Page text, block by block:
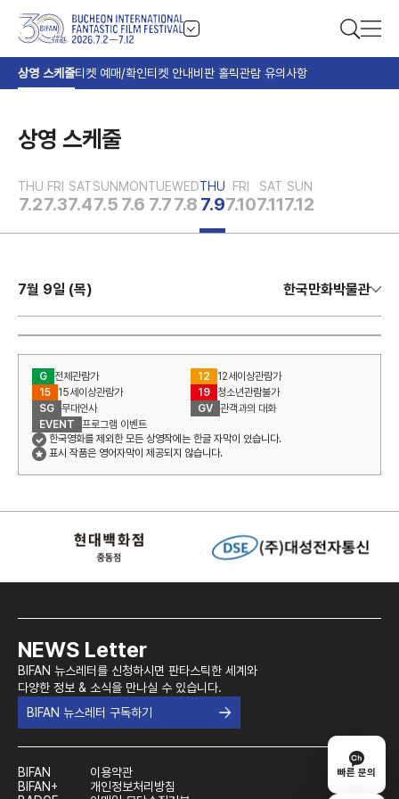
빠른 문의
상영 스케줄티켓 예매/확인티켓 안내비판 홀릭관람 유의사항
상영 스케줄
THU
7.2
FRI
7.3
SAT
7.4
SUN
7.5
MON
7.6
TUE
7.7
WED
7.8
THU
7.9
FRI
7.10
SAT
7.11
SUN
7.12
7월 9일 (목) 한국만화박물관
G 전체관람가 12
12세이상관람가
15
15세이상관람가 19
청소년관람불가
SG 무대인사 GV 관객과의 대화
EVENT
프로그램 이벤트
한국영화를 제외한 모든 상영작에는 한글 자막이 있습니다.
표시 작품은 영어자막이 제공되지 않습니다.
NEWS Letter
BIFAN 뉴스레터를 신청하시면 판타스틱한 세계와
다양한 정보 & 소식을 만나실 수 있습니다.
BIFAN 뉴스레터 구독하기
BIFAN
BIFAN+
이용약관
개인정보처리방침